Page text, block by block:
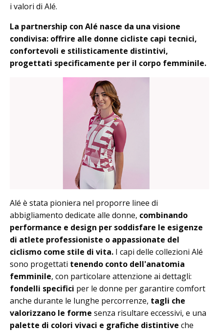
i valori di Alé.
La partnership con Alé nasce da una visione
condivisa: offrire alle donne cicliste capi tecnici,
confortevoli e stilisticamente distintivi,
progettati specificamente per il corpo femminile.
Alé è stata pioniera nel proporre linee di
abbigliamento dedicate alle donne, combinando
performance e design per soddisfare le esigenze
di atlete professioniste o appassionate del
ciclismo come stile di vita. I capi delle collezioni Alé
sono progettati tenendo conto dell'anatomia
femminile, con particolare attenzione ai dettagli:
fondelli specifici per le donne per garantire comfort
anche durante le lunghe percorrenze, tagli che
valorizzano le forme senza risultare eccessivi, e una
palette di colori vivaci e grafiche distintive che